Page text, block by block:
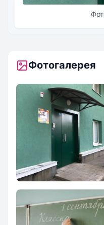
Фотогалерея
Частная школа
`Циркуль`